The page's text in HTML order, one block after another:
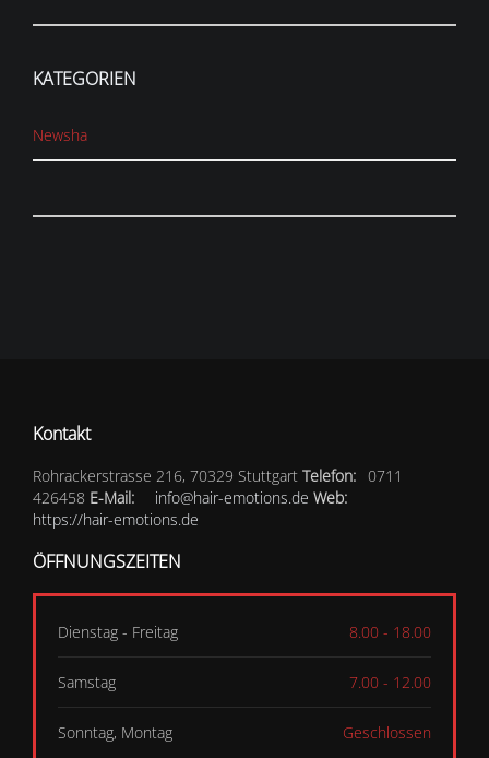
KATEGORIEN
Newsha
Kontakt
Rohrackerstrasse 216, 70329 Stuttgart Telefon: 0711
426458 E-Mail: info@hair-emotions.de Web:
https://hair-emotions.de
ÖFFNUNGSZEITEN
Dienstag - Freitag 8.00 - 18.00
Samstag 7.00 - 12.00
Sonntag, Montag Geschlossen